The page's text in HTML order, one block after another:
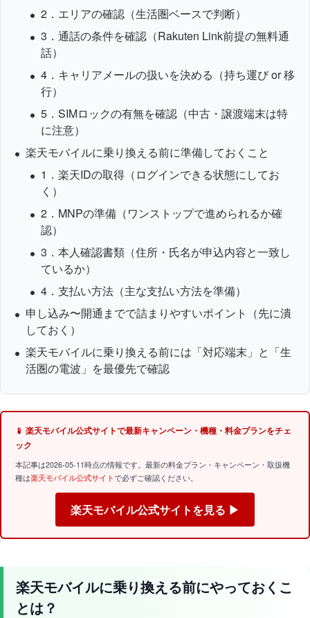
2．エリアの確認（生活圏ベースで判断）
3．通話の条件を確認（Rakuten Link前提の無料通
話）
4．キャリアメールの扱いを決める（持ち運び or 移
行）
5．SIMロックの有無を確認（中古・譲渡端末は特
に注意）
楽天モバイルに乗り換える前に準備しておくこと
1．楽天IDの取得（ログインできる状態にしてお
く）
2．MNPの準備（ワンストップで進められるか確
認）
3．本人確認書類（住所・氏名が申込内容と一致し
ているか）
4．支払い方法（主な支払い方法を準備）
申し込み〜開通までで詰まりやすいポイント（先に潰
しておく）
楽天モバイルに乗り換える前には「対応端末」と「生
活圏の電波」を最優先で確認
📱 楽天モバイル公式サイトで最新キャンペーン・機種・料金プランをチェ
ック
本記事は2026-05-11時点の情報です。最新の料金プラン・キャンペーン・取扱機
種は楽天モバイル公式サイトで必ずご確認ください。
楽天モバイル公式サイトを見る ▶
楽天モバイルに乗り換える前にやっておくこ
とは？